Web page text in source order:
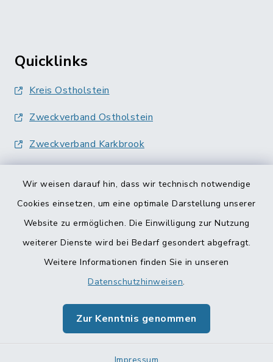
Wir weisen darauf hin, dass wir technisch notwendige
Cookies einsetzen, um eine optimale Darstellung unserer
Website zu ermöglichen. Die Einwilligung zur Nutzung
weiterer Dienste wird bei Bedarf gesondert abgefragt.
Weitere Informationen finden Sie in unseren
Datenschutzhinweisen.
Zur Kenntnis genommen
Quicklinks
Kreis Ostholstein
Zweckverband Ostholstein
Zweckverband Karkbrook
Barrierefreiheit